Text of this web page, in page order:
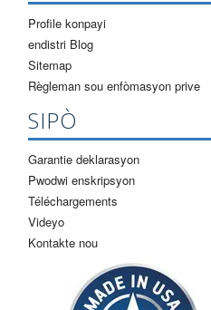
Profile konpayi
endistri Blog
Sitemap
Règleman sou enfòmasyon prive
SIPÒ
Garantie deklarasyon
Pwodwi enskripsyon
Téléchargements
Videyo
Kontakte nou